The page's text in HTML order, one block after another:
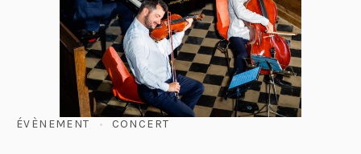
ÉVÈNEMENT CONCERT